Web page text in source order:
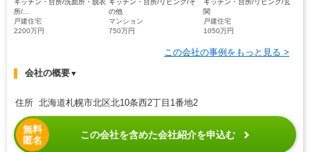
キッチン・台所/洗面所・脱衣
所/...
戸建住宅
2200万円
キッチン・台所/リビング/そ
の他
マンション
750万円
キッチン・台所/リビング/玄
関
戸建住宅
1050万円
この会社の事例をもっと見る >
会社の概要▼
住所 北海道札幌市北区北10条西2丁目1番地2
無料
匿名
この会社を含めた会社紹介を申込む